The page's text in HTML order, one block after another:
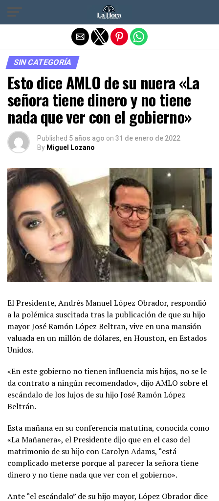
SIN CATEGORÍA
Esto dice AMLO de su nuera «La
señora tiene dinero y no tiene
nada que ver con el gobierno»
Published 5 años ago on 31 de enero de 2022
By Miguel Lozano
El Presidente, Andrés Manuel López Obrador, respondió
a la polémica suscitada tras la publicación de que su hijo
mayor José Ramón López Beltran, vive en una mansión
valuada en un millón de dólares, en Houston, en Estados
Unidos.
«En este gobierno no tienen influencia mis hijos, no se le
da contrato a ningún recomendado», dijo AMLO sobre el
escándalo de los lujos de su hijo José Ramón López
Beltrán.
Esta mañana en su conferencia matutina, conocida como
«La Mañanera», el Presidente dijo que en el caso del
matrimonio de su hijo con Carolyn Adams, “está
complicado meterse porque al parecer la señora tiene
dinero y no tiene nada que ver con el gobierno».
Ante “el escándalo” de su hijo mayor, López Obrador dice
Salir de la versión móvil